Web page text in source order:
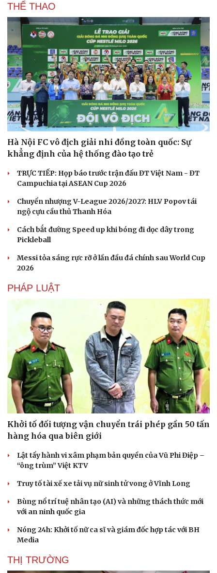
Văn hóa
Sân khấu - Điện ảnh
Văn học
Âm nhạc
Di sản
Sao Việt
THỂ THAO
Hà Nội FC vô địch giải nhi đồng toàn quốc: Sự
khẳng định của hệ thống đào tạo trẻ
TRỰC TIẾP: Họp báo trước trận đấu ĐT Việt Nam - ĐT
Campuchia tại ASEAN Cup 2026
Chuyển nhượng V-League 2026/2027: HLV Popov tái
ngộ cựu cầu thủ Thanh Hóa
Cách bắt đường Speed up khi bóng đi dọc dây trong
Pickleball
Messi tỏa sáng rực rỡ ở lần đầu đá chính sau World Cup
2026
PHÁP LUẬT
Khởi tố đối tượng vận chuyển trái phép gần 50 tấn
hàng hóa qua biên giới
Lật tẩy hành vi xâm phạm bản quyền của Vũ Phi Điệp –
“ông trùm” Việt KTV
Truy tố tài xế xe tải vụ nữ sinh tử vong ở Vĩnh Long
Bùng nổ trí tuệ nhân tạo (AI) và những thách thức mới
với an ninh quốc gia
Nóng 24h: Khởi tố nữ ca sĩ và giám đốc hợp tác với BH
Media
THỊ TRƯỜNG